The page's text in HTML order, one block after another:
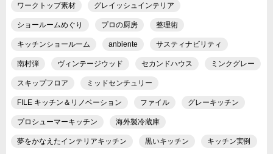
ワークトップ素材 グレイッシュインテリア
ショールームめぐり プロの厨房 整理術
キッチンショールーム anbiente サスティナビリティ
南村弾 ヴィンテージウッド セカンドハウス ミンクグレー
スキップフロア ミッドセンチュリー
FILE キッチン＆リノベーション ファイル グレーキッチン
プロシューマーキッチン 海外製冷蔵庫
夢をかなえたインテリアキッチン 黒いキッチン キッチン実例